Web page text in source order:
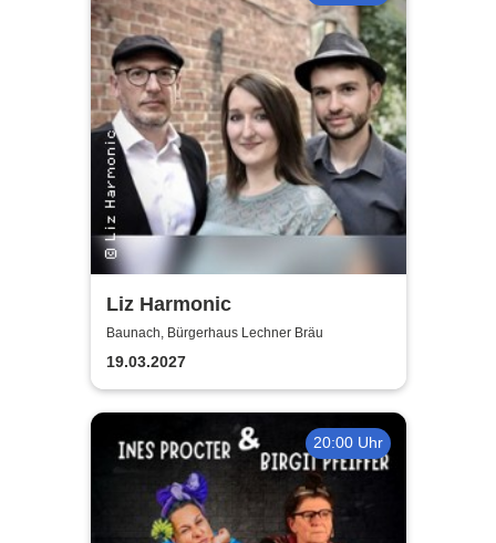
Liz Harmonic
Baunach, Bürgerhaus Lechner Bräu
19.03.2027
20:00 Uhr